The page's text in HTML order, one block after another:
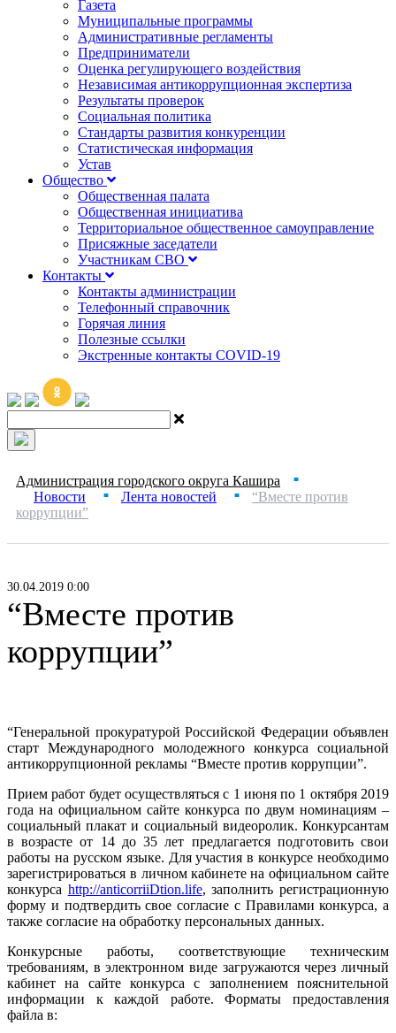
Газета
Муниципальные программы
Административные регламенты
Предприниматели
Оценка регулирующего воздействия
Независимая антикоррупционная экспертиза
Результаты проверок
Социальная политика
Стандарты развития конкуренции
Статистическая информация
Устав
Общество
Общественная палата
Общественная инициатива
Территориальное общественное самоуправление
Присяжные заседатели
Участникам СВО
Контакты
Контакты администрации
Телефонный справочник
Горячая линия
Полезные ссылки
Экстренные контакты COVID-19
Администрация городского округа Кашира ■
Новости ■ Лента новостей ■
“Вместе против
коррупции”
30.04.2019 0:00
“Вместе против
коррупции”
“Генеральной прокуратурой Российской Федерации объявлен
старт Международного молодежного конкурса социальной
антикоррупционной рекламы “Вместе против коррупции”.
Прием работ будет осуществляться с 1 июня по 1 октября 2019
года на официальном сайте конкурса по двум номинациям –
социальный плакат и социальный видеоролик. Конкурсантам
в возрасте от 14 до 35 лет предлагается подготовить свои
работы на русском языке. Для участия в конкурсе необходимо
зарегистрироваться в личном кабинете на официальном сайте
конкурса http://anticorriiDtion.life, заполнить регистрационную
форму и подтвердить свое согласие с Правилами конкурса, а
также согласие на обработку персональных данных.
Конкурсные работы, соответствующие техническим
требованиям, в электронном виде загружаются через личный
кабинет на сайте конкурса с заполнением пояснительной
информации к каждой работе. Форматы предоставления
файла в: